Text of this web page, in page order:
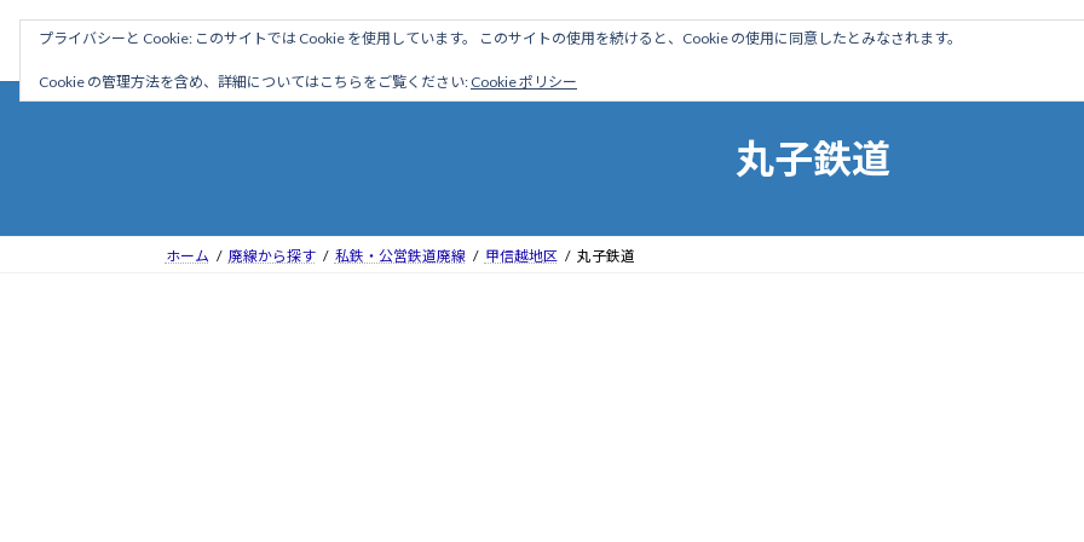
駅名読み方大全 ホーム はじめに 管理人ブログ 営業線から探す
丸子鉄道
ホーム 廃線から探す 私鉄・公営鉄道廃線 甲信越地区 丸子鉄道
プライバシーと Cookie: このサイトでは Cookie を使用しています。 このサイトの使用を続けると、Cookie の使用に同意したとみなされます。
Cookie の管理方法を含め、詳細についてはこちらをご覧ください: Cookie ポリシー